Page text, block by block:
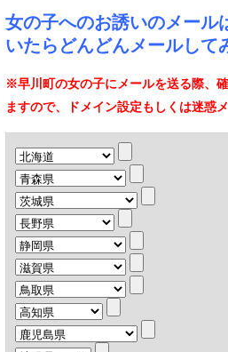
女の子へのお誘いのメール
いたらどんどんメールして
※早川町の女の子にメールを送る際、
ますので、ドメイン設定もしくは迷惑